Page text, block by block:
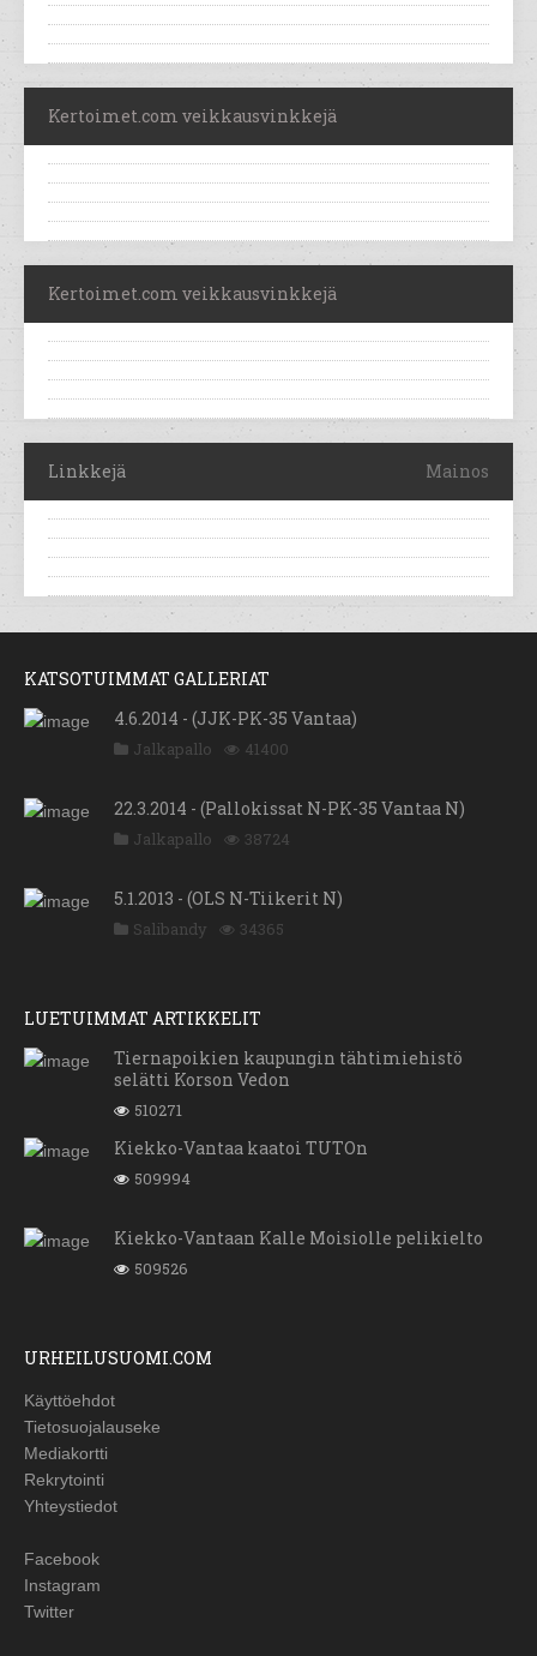
Kertoimet.com veikkausvinkkejä
Kertoimet.com veikkausvinkkejä
Linkkejä Mainos
KATSOTUIMMAT GALLERIAT
4.6.2014 - (JJK-PK-35 Vantaa)
Jalkapallo 41400
22.3.2014 - (Pallokissat N-PK-35 Vantaa N)
Jalkapallo 38724
5.1.2013 - (OLS N-Tiikerit N)
Salibandy 34365
LUETUIMMAT ARTIKKELIT
Tiernapoikien kaupungin tähtimiehistö
selätti Korson Vedon
510271
Kiekko-Vantaa kaatoi TUTOn
509994
Kiekko-Vantaan Kalle Moisiolle pelikielto
509526
URHEILUSUOMI.COM
Käyttöehdot
Tietosuojalauseke
Mediakortti
Rekrytointi
Yhteystiedot
Facebook
Instagram
Twitter